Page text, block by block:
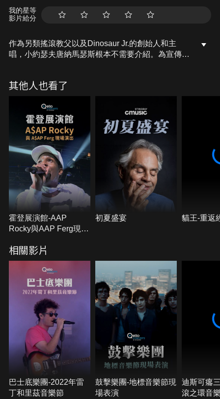
我的星等
影片給分
作為另類搖滾教父以及Dinosaur Jr.的創始人和主
唱，小約瑟夫唐納馬瑟斯根本不需要介紹。為宣傳他
格唱出美麗又質樸的歌聲，演出淋漓盡致。
其他人也看了
霍登展演館-AAP
Rocky與AAP Ferg現場
初夏盛宴 貓王-重返
相關影片
巴士底樂團-2022年雷
丁和里茲音樂節
鼓擊樂團-地標音樂節現
場表演
迪斯可癟
滾之環音